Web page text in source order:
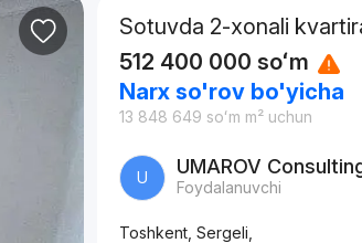
Sotuvda 2-xonali
512 400 000 soʻm
Narx so'rov bo'yicha
13 848 649 soʻm m² uchun
U UMAROV
Foydalanuvchi
Toshkent, Sergeli,